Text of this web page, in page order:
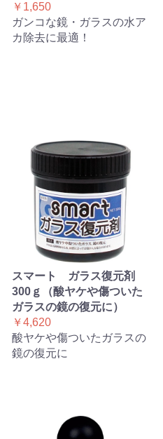
￥1,650
ガンコな鏡・ガラスの水ア
カ除去に最適！
スマート ガラス復元剤
300ｇ（酸ヤケや傷ついた
ガラスの鏡の復元に）
￥4,620
酸ヤケや傷ついたガラスの
鏡の復元に